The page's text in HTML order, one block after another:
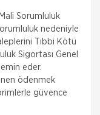
Sorumluluk
nedeniyle
Tıbbi Kötü
Sigortası Genel
eder.
ödenmek
güvence